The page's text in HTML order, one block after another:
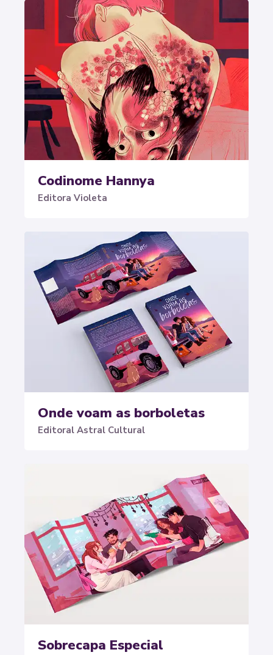
Codinome Hannya
Editora Violeta
Onde voam as borboletas
Editoral Astral Cultural
Sobrecapa Especial